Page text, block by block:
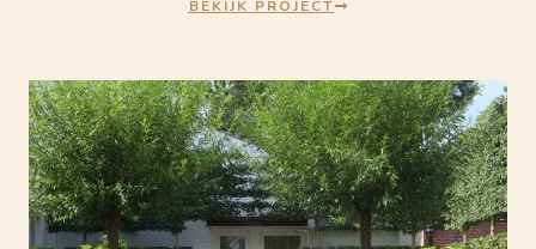
BEKIJK PROJECT